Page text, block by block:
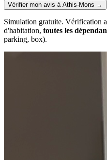
Vérifier mon avis à Athis-Mons →
Simulation gratuite. Vérification
d'habitation, toutes les
parking, box).